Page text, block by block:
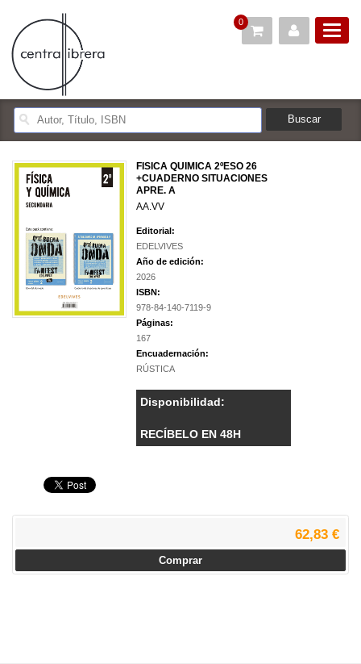
0
FISICA QUIMICA 2ºESO 26
+CUADERNO SITUACIONES
APRE. A
AA.VV
Editorial:
EDELVIVES
Año de edición:
2026
ISBN:
978-84-140-7119-9
Páginas:
167
Encuadernación:
RÚSTICA
Disponibilidad:
RECÍBELO EN 48H
62,83 €
Comprar